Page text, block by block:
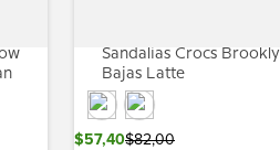
Sandalias Crocs
Bajas Latte
$57,40$82,00